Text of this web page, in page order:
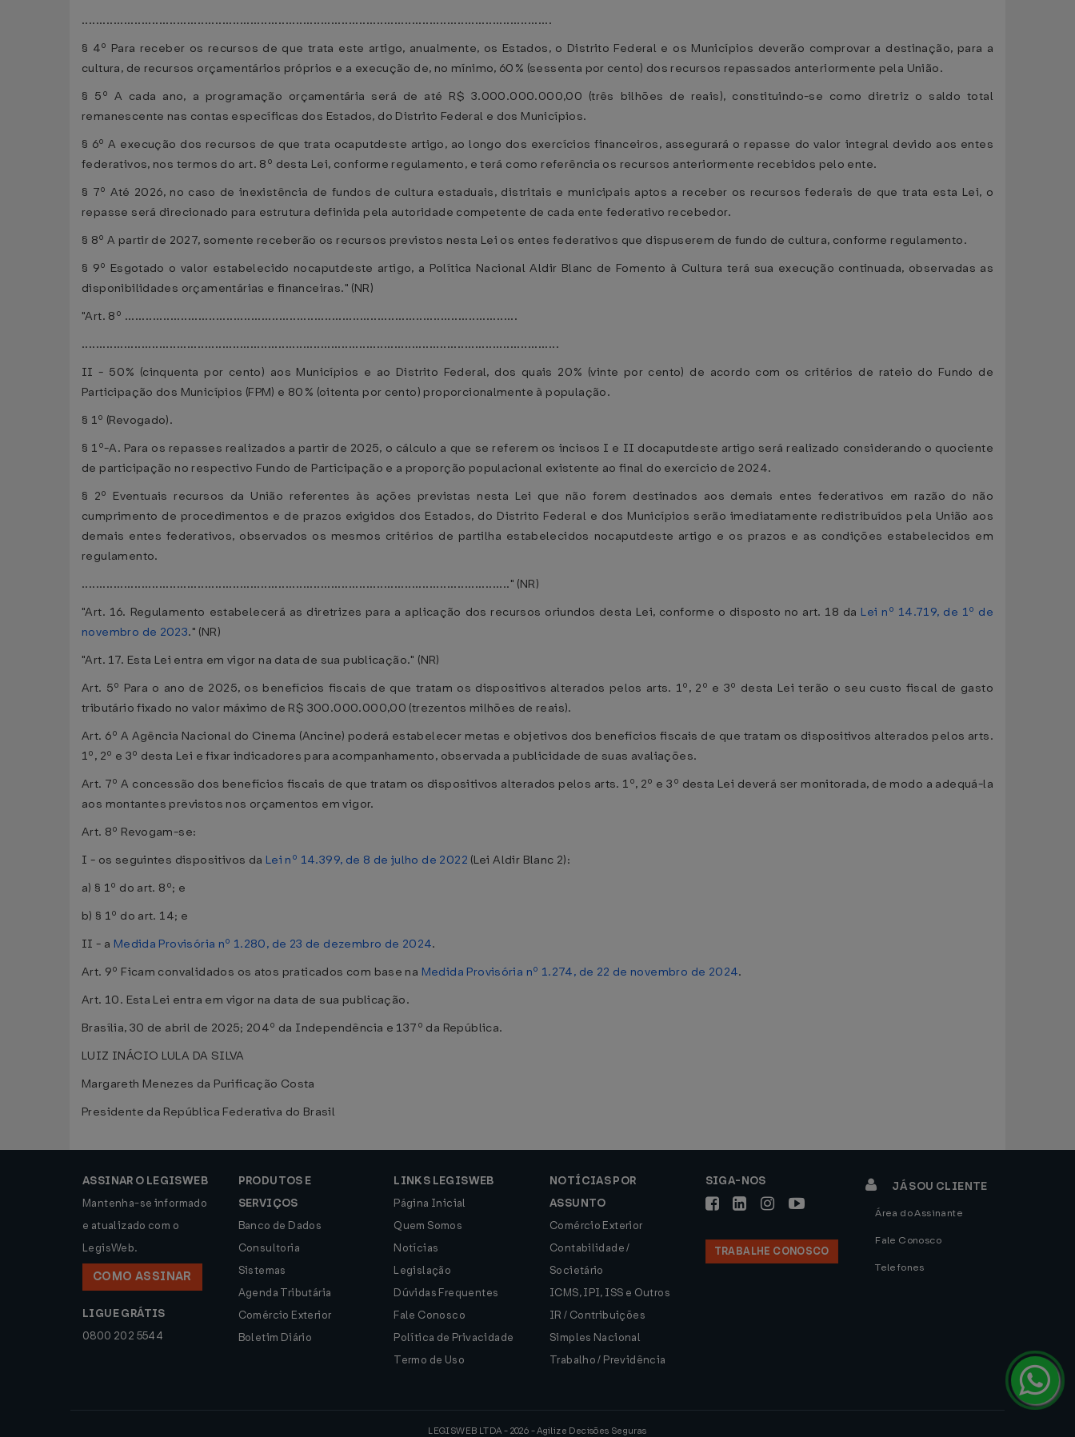
......................................................................................................................................
§ 4º Para receber os recursos de que trata este artigo, anualmente, os Estados, o Distrito Federal e os Municípios deverão comprovar a destinação, para a
cultura, de recursos orçamentários próprios e a execução de, no mínimo, 60% (sessenta por cento) dos recursos repassados anteriormente pela União.
§ 5º A cada ano, a programação orçamentária será de até R$ 3.000.000.000,00 (três bilhões de reais), constituindo-se como diretriz o saldo total
remanescente nas contas específicas dos Estados, do Distrito Federal e dos Municípios.
§ 6º A execução dos recursos de que trata ocaputdeste artigo, ao longo dos exercícios financeiros, assegurará o repasse do valor integral devido aos entes
federativos, nos termos do art. 8º desta Lei, conforme regulamento, e terá como referência os recursos anteriormente recebidos pelo ente.
§ 7º Até 2026, no caso de inexistência de fundos de cultura estaduais, distritais e municipais aptos a receber os recursos federais de que trata esta Lei, o
repasse será direcionado para estrutura definida pela autoridade competente de cada ente federativo recebedor.
§ 8º A partir de 2027, somente receberão os recursos previstos nesta Lei os entes federativos que dispuserem de fundo de cultura, conforme regulamento.
§ 9º Esgotado o valor estabelecido nocaputdeste artigo, a Política Nacional Aldir Blanc de Fomento à Cultura terá sua execução continuada, observadas as
disponibilidades orçamentárias e financeiras." (NR)
"Art. 8º ................................................................................................................
........................................................................................................................................
II - 50% (cinquenta por cento) aos Municípios e ao Distrito Federal, dos quais 20% (vinte por cento) de acordo com os critérios de rateio do Fundo de
Participação dos Municípios (FPM) e 80% (oitenta por cento) proporcionalmente à população.
§ 1º (Revogado).
§ 1º-A. Para os repasses realizados a partir de 2025, o cálculo a que se referem os incisos I e II docaputdeste artigo será realizado considerando o quociente
de participação no respectivo Fundo de Participação e a proporção populacional existente ao final do exercício de 2024.
§ 2º Eventuais recursos da União referentes às ações previstas nesta Lei que não forem destinados aos demais entes federativos em razão do não
cumprimento de procedimentos e de prazos exigidos dos Estados, do Distrito Federal e dos Municípios serão imediatamente redistribuídos pela União aos
demais entes federativos, observados os mesmos critérios de partilha estabelecidos nocaputdeste artigo e os prazos e as condições estabelecidos em
regulamento.
.........................................................................................................................." (NR)
"Art. 16. Regulamento estabelecerá as diretrizes para a aplicação dos recursos oriundos desta Lei, conforme o disposto no art. 18 da Lei nº 14.719, de 1º de
novembro de 2023." (NR)
"Art. 17. Esta Lei entra em vigor na data de sua publicação." (NR)
Art. 5º Para o ano de 2025, os benefícios fiscais de que tratam os dispositivos alterados pelos arts. 1º, 2º e 3º desta Lei terão o seu custo fiscal de gasto
tributário fixado no valor máximo de R$ 300.000.000,00 (trezentos milhões de reais).
Art. 6º A Agência Nacional do Cinema (Ancine) poderá estabelecer metas e objetivos dos benefícios fiscais de que tratam os dispositivos alterados pelos arts.
1º, 2º e 3º desta Lei e fixar indicadores para acompanhamento, observada a publicidade de suas avaliações.
Art. 7º A concessão dos benefícios fiscais de que tratam os dispositivos alterados pelos arts. 1º, 2º e 3º desta Lei deverá ser monitorada, de modo a adequá-la
aos montantes previstos nos orçamentos em vigor.
Art. 8º Revogam-se:
I - os seguintes dispositivos da Lei nº 14.399, de 8 de julho de 2022 (Lei Aldir Blanc 2):
a) § 1º do art. 8º; e
b) § 1º do art. 14; e
II - a Medida Provisória nº 1.280, de 23 de dezembro de 2024.
Art. 9º Ficam convalidados os atos praticados com base na Medida Provisória nº 1.274, de 22 de novembro de 2024.
Art. 10. Esta Lei entra em vigor na data de sua publicação.
Brasília, 30 de abril de 2025; 204º da Independência e 137º da República.
LUIZ INÁCIO LULA DA SILVA
Margareth Menezes da Purificação Costa
Presidente da República Federativa do Brasil
ASSINAR O LEGISWEB
Mantenha-se informado
e atualizado com o
LegisWeb.
COMO ASSINAR
LIGUE GRÁTIS
0800 202 5544
PRODUTOS E
SERVIÇOS
Banco de Dados
Consultoria
Sistemas
Agenda Tributária
Comércio Exterior
Boletim Diário
LINKS LEGISWEB
Página Inicial
Quem Somos
Notícias
Legislação
Dúvidas Frequentes
Fale Conosco
Política de Privacidade
Termo de Uso
NOTÍCIAS POR
ASSUNTO
Comércio Exterior
Contabilidade /
Societário
ICMS, IPI, ISS e Outros
IR / Contribuições
Simples Nacional
Trabalho / Previdência
SIGA-NOS
TRABALHE CONOSCO
JÁ SOU CLIENTE
Área do Assinante
Fale Conosco
Telefones
LEGISWEB LTDA - 2026 - Agilize Decisões Seguras